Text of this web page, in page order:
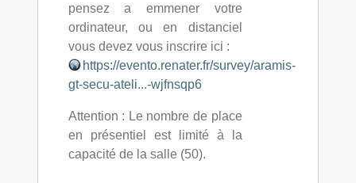
pensez a emmener votre
ordinateur, ou en distanciel
vous devez vous inscrire ici :
https://evento.renater.fr/survey/aramis-
gt-secu-ateli...-wjfnsqp6
Attention : Le nombre de place
en présentiel est limité à la
capacité de la salle (50).